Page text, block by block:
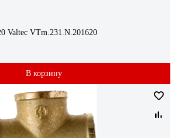
Valtec VTm.231.N.201620
В корзину